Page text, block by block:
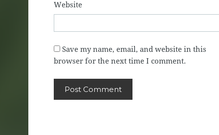
Website
Save my name, email, and website in this
browser for the next time I comment.